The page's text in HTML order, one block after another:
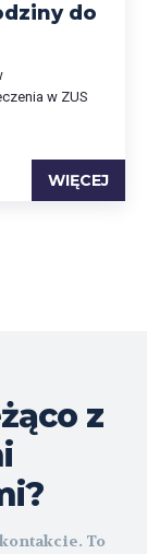
do
w ZUS
WIĘCEJ
z
To